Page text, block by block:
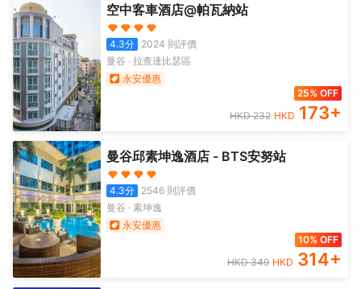
空中客車酒店@帕瓦納站
4.3分 2024 則評價
曼谷 · 拉查達比瑟區
永安優惠
25% OFF
HKD232 HKD 173+
曼谷邱素坤逸酒店 - BTS安努站
4.3分 2546則評價
曼谷 · 素坤逸
永安優惠
10% OFF
HKD349 HKD 314+